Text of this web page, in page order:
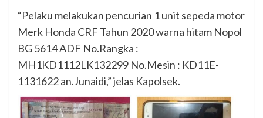
“Pelaku melakukan pencurian 1 unit sepeda motor
Merk Honda CRF Tahun 2020 warna hitam Nopol
BG 5614 ADF No.Rangka :
MH1KD1112LK132299 No.Mesin : KD11E-
1131622 an.Junaidi,” jelas Kapolsek.